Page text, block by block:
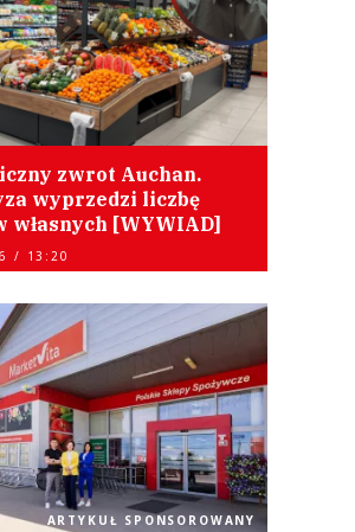
zwrot Auchan.
wyprzedzi liczbę
własnych [WYWIAD]
/ 13:20
ARTYKUŁ SPONSOROWANY